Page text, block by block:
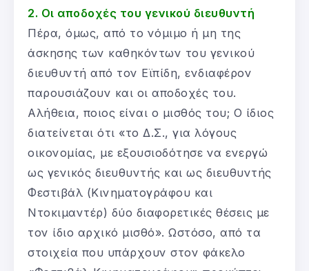
2. Οι αποδοχές του γενικού διευθυντή
Πέρα, όμως, από το νόμιμο ή μη της
άσκησης των καθηκόντων του γενικού
διευθυντή από τον Εϊπίδη, ενδιαφέρον
παρουσιάζουν και οι αποδοχές του.
Αλήθεια, ποιος είναι ο μισθός του; Ο ίδιος
διατείνεται ότι «το Δ.Σ., για λόγους
οικονομίας, με εξουσιοδότησε να ενεργώ
ως γενικός διευθυντής και ως διευθυντής
Φεστιβάλ (Κινηματογράφου και
Ντοκιμαντέρ) δύο διαφορετικές θέσεις με
τον ίδιο αρχικό μισθό». Ωστόσο, από τα
στοιχεία που υπάρχουν στον φάκελο